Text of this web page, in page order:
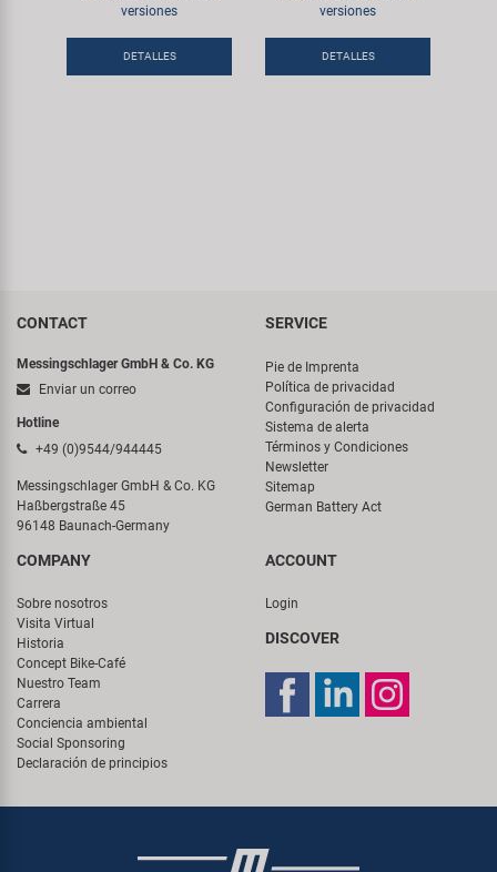
versiones
DETALLES
versiones
DETALLES
CONTACT
Messingschlager GmbH & Co. KG
Enviar un correo
Hotline
+49 (0)9544/944445
Messingschlager GmbH & Co. KG
Haßbergstraße 45
96148 Baunach-Germany
SERVICE
Pie de Imprenta
Política de privacidad
Configuración de privacidad
Sistema de alerta
Términos y Condiciones
Newsletter
Sitemap
German Battery Act
COMPANY
Sobre nosotros
Visita Virtual
Historia
Concept Bike-Café
Nuestro Team
Carrera
Conciencia ambiental
Social Sponsoring
Declaración de principios
ACCOUNT
Login
DISCOVER